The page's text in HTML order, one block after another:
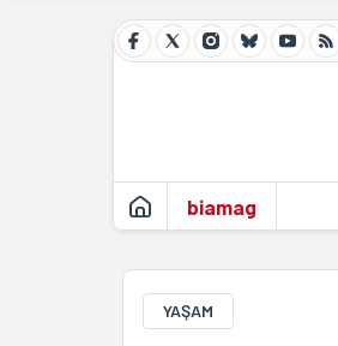
biamag
YAŞAM